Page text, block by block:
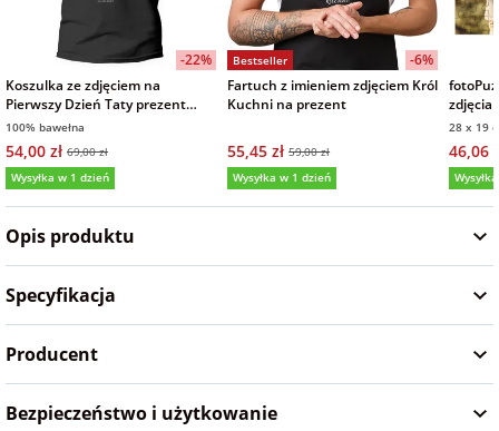
Fotoksiążki
Dodatki i
opakowania
na Dzień
Chłopaka
na Dzień Kobiet
na mikołajki
na prezent
dla przyjaciółki
dla przyjaciela
-22%
Koszulka ze zdjęciem na
Pierwszy Dzień Taty prezent
męska czarna
100% bawełna
54,00 zł 69,00 zł
Wysyłka w 1 dzień
Bestseller
-6%
Fartuch z imieniem zdjęciem Król
Kuchni na prezent
55,45 zł 59,00 zł
Wysyłka w 1 dzień
zdjęcia
na
28 x 19
46,06
Opis produktu
Specyfikacja
Producent
Bezpieczeństwo i użytkowanie